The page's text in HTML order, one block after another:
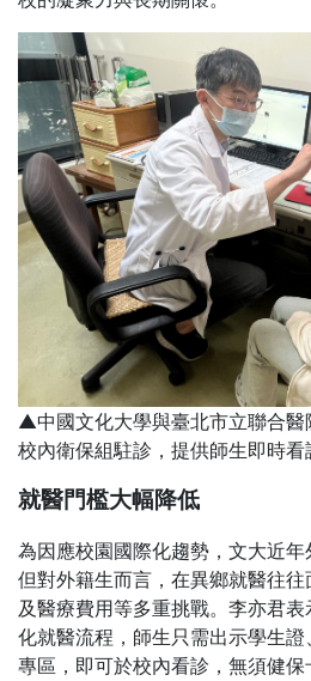
▲中國文化大學與臺北市立聯合醫
校內衛保組駐診，提供師生即時
就醫門檻大幅降低
為因應校園國際化趨勢，文大近年
但對外籍生而言，在異鄉就醫往
及醫療費用等多重挑戰。李亦君
化就醫流程，師生只需出示學生
專區，即可於校內看診，無須健